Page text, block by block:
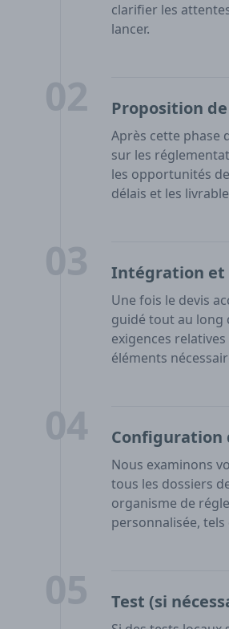
clarifier les
lancer.
Proposition
Après cette phase
sur les
les opportunités
délais et les
Intégration et
Une fois le devis
guidé tout au long
exigences
éléments
Configuration
Nous examinons
tous les dossiers
organisme de
personnalisée,
Test (si